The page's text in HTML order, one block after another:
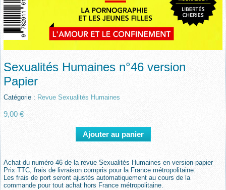
Sexualités Humaines n°46 version
Papier
Catégorie : Revue Sexualités Humaines
9,00 €
Achat du numéro 46 de la revue Sexualités Humaines en version papier
Prix TTC, frais de livraison compris pour la France métropolitaine.
Les frais de port seront ajustés automatiquement au cours de la
commande pour tout achat hors France métropolitaine.